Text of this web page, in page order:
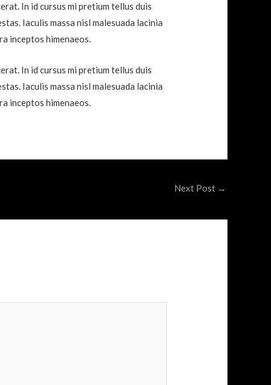
In id cursus mi pretium tellus duis
Iaculis massa nisl malesuada lacinia
inceptos himenaeos.
In id cursus mi pretium tellus duis
Iaculis massa nisl malesuada lacinia
inceptos himenaeos.
Next Post →